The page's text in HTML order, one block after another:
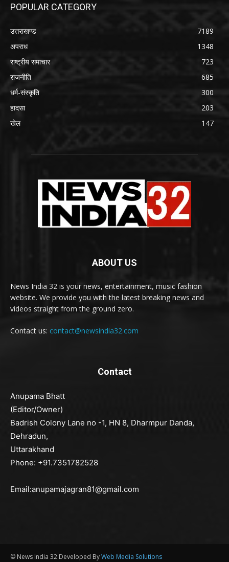
POPULAR CATEGORY
उत्तराखण्ड
7189
अपराध
1348
राष्ट्रीय समाचार
723
राजनीति
685
धर्म-संस्कृति
300
हादसा
203
खेल
147
ABOUT US
News India 32 is your news, entertainment, music fashion
website. We provide you with the latest breaking news and
videos straight from the ground zero.
Contact us: contact@newsindia32.com
Contact
Anupama Bhatt
(Editor/Owner)
Badrish Colony Lane no -1, HN 8, Dharmpur Danda,
Dehradun,
Uttarakhand
Phone: +91.7351782528
Email:anupamajagran81@gmail.com
© News India 32 Developed ByWeb Media Solutions